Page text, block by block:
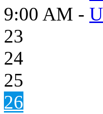
9:00 AM -
23
24
25
26